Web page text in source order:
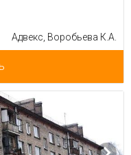
Адвекс, Воробьева К.А.